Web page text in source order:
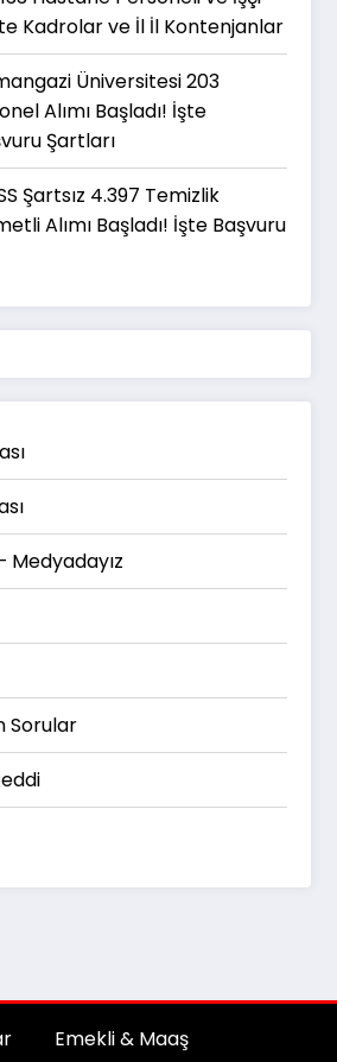
Kadrolar ve İl İl Kontenjanlar
Üniversitesi 203
Alımı Başladı! İşte
Şartları
Şartsız 4.397 Temizlik
Alımı Başladı! İşte Başvuru
Medyadayız
Sorular
Emekli & Maaş